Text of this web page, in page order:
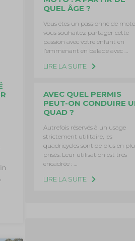
QUEL ÂGE ?
Vous êtes un passionné de
vous souhaitez partager cette
passion avec votre enfant en
l’emmenant en balade avec …
LIRE LA SUITE
AVEC QUEL PERMIS
PEUT-ON CONDUIRE
QUAD ?
Autrefois réservés à un usage
strictement utilitaire, les
quadricycles sont de plus en
prisés. Leur utilisation est très
encadrée : …
LIRE LA SUITE